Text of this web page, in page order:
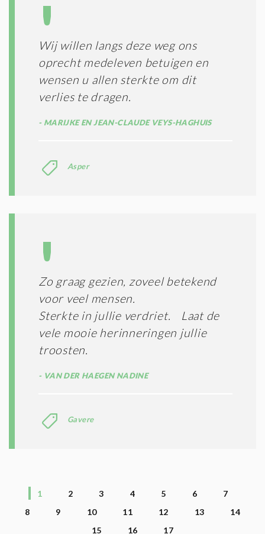
Wij willen langs deze weg ons
oprecht medeleven betuigen en
wensen u allen sterkte om dit
verlies te dragen.
MARIJKE EN JEAN-CLAUDE VEYS-HAGHUIS
Asper
Zo graag gezien, zoveel betekend
voor veel mensen.
Sterkte in jullie verdriet. Laat de
vele mooie herinneringen jullie
troosten.
VAN DER HAEGEN NADINE
Gavere
1 2 3 4 5 6
7
8
9 10 11 12 13
14
15
16 17